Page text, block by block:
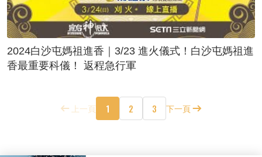
2024白沙屯媽祖進香｜3/23 進火儀式！白沙屯媽祖進
香最重要科儀！ 返程急行軍
上一頁 1 2 3 下一頁